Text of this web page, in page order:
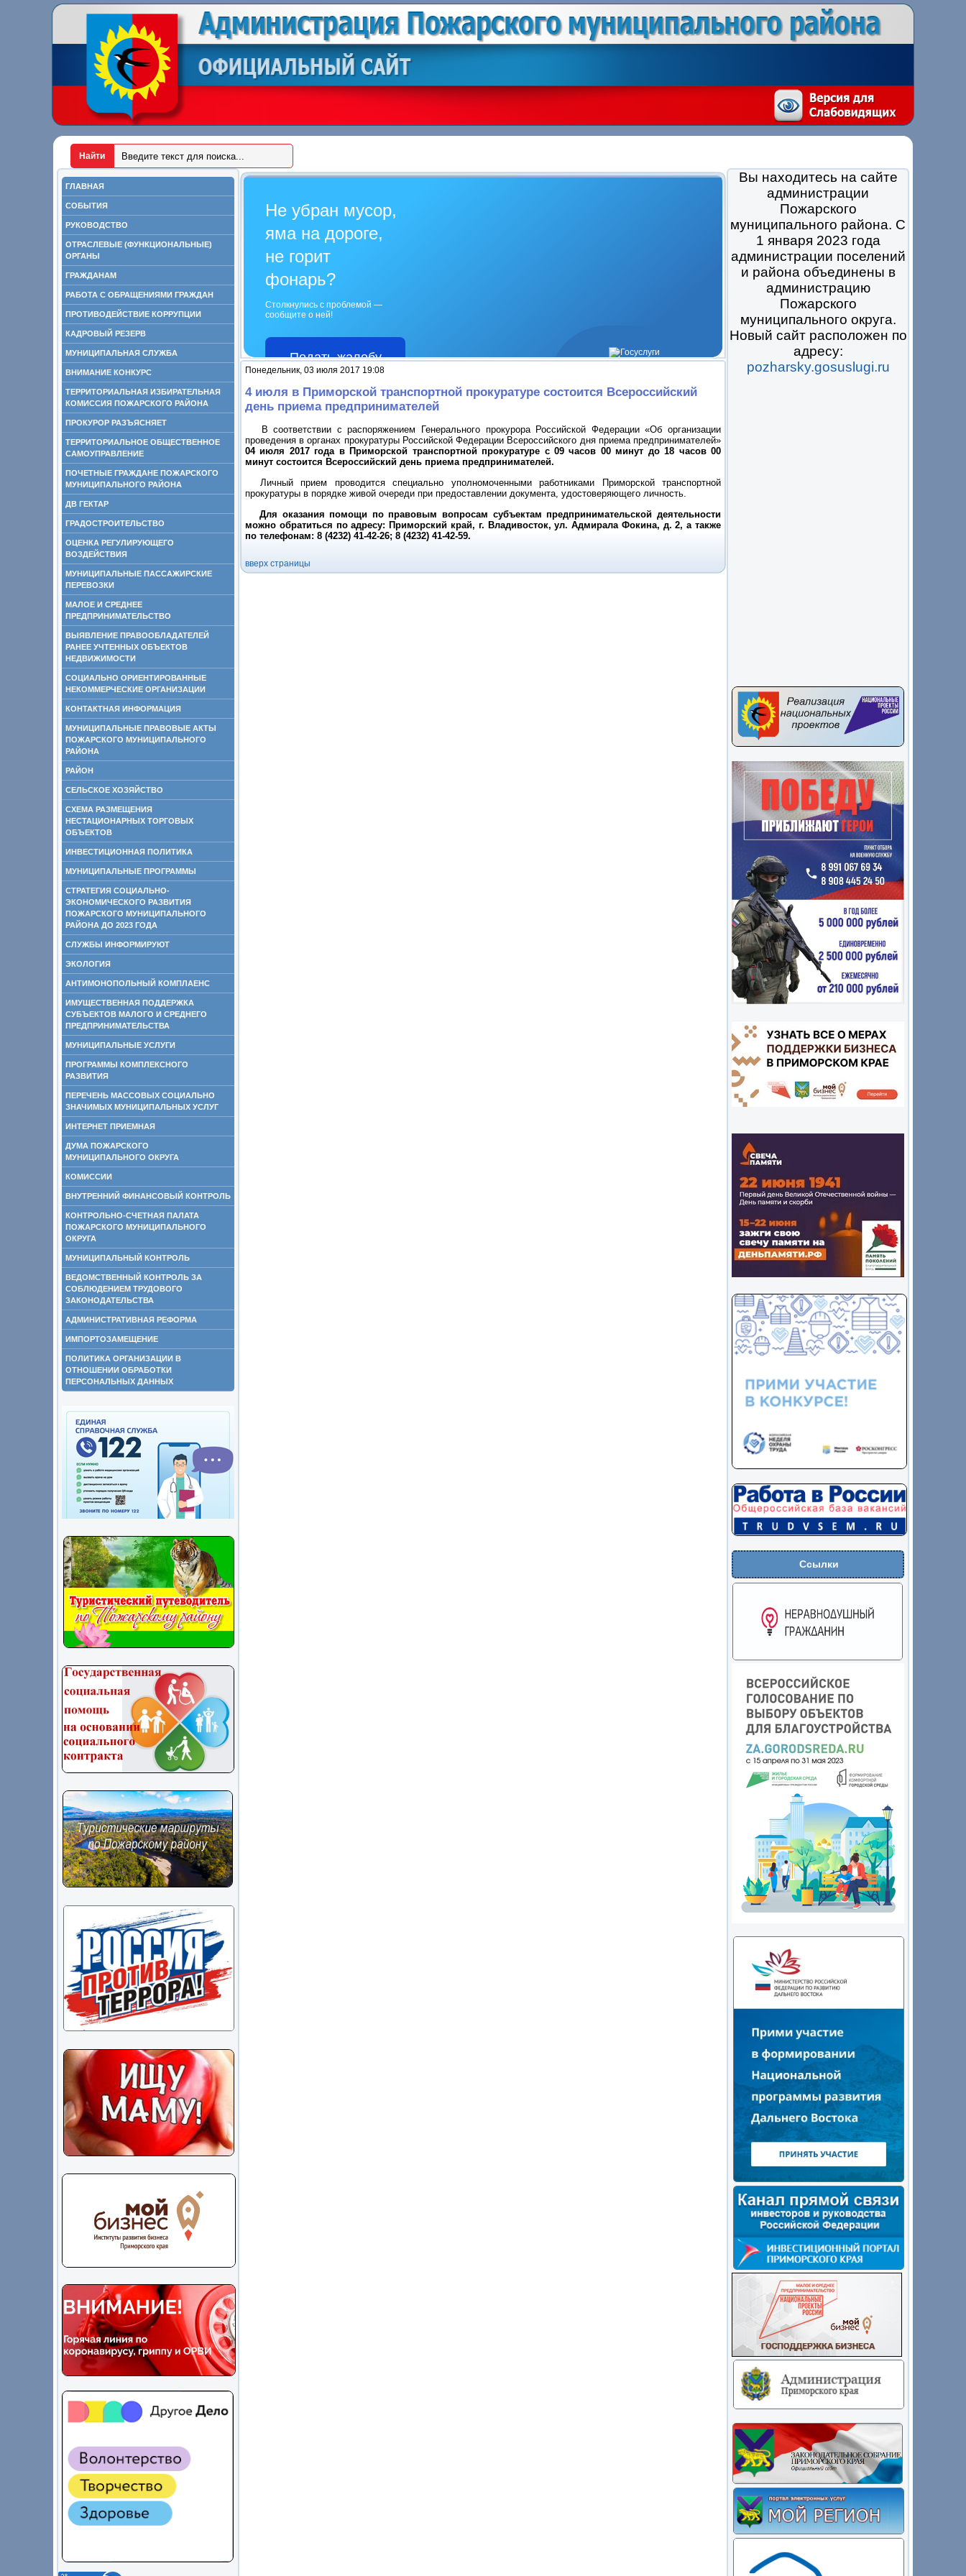
ГЛАВНАЯ
СОБЫТИЯ
РУКОВОДСТВО
ОТРАСЛЕВЫЕ (ФУНКЦИОНАЛЬНЫЕ)
ОРГАНЫ
ГРАЖДАНАМ
РАБОТА С ОБРАЩЕНИЯМИ ГРАЖДАН
ПРОТИВОДЕЙСТВИЕ КОРРУПЦИИ
КАДРОВЫЙ РЕЗЕРВ
МУНИЦИПАЛЬНАЯ СЛУЖБА
ВНИМАНИЕ КОНКУРС
ТЕРРИТОРИАЛЬНАЯ ИЗБИРАТЕЛЬНАЯ
КОМИССИЯ ПОЖАРСКОГО РАЙОНА
ПРОКУРОР РАЗЪЯСНЯЕТ
ТЕРРИТОРИАЛЬНОЕ ОБЩЕСТВЕННОЕ
САМОУПРАВЛЕНИЕ
ПОЧЕТНЫЕ ГРАЖДАНЕ ПОЖАРСКОГО
МУНИЦИПАЛЬНОГО РАЙОНА
ДВ ГЕКТАР
ГРАДОСТРОИТЕЛЬСТВО
ОЦЕНКА РЕГУЛИРУЮЩЕГО
ВОЗДЕЙСТВИЯ
МУНИЦИПАЛЬНЫЕ ПАССАЖИРСКИЕ
ПЕРЕВОЗКИ
МАЛОЕ И СРЕДНЕЕ
ПРЕДПРИНИМАТЕЛЬСТВО
ВЫЯВЛЕНИЕ ПРАВООБЛАДАТЕЛЕЙ
РАНЕЕ УЧТЕННЫХ ОБЪЕКТОВ
НЕДВИЖИМОСТИ
СОЦИАЛЬНО ОРИЕНТИРОВАННЫЕ
НЕКОММЕРЧЕСКИЕ ОРГАНИЗАЦИИ
КОНТАКТНАЯ ИНФОРМАЦИЯ
МУНИЦИПАЛЬНЫЕ ПРАВОВЫЕ АКТЫ
ПОЖАРСКОГО МУНИЦИПАЛЬНОГО
РАЙОНА
РАЙОН
СЕЛЬСКОЕ ХОЗЯЙСТВО
СХЕМА РАЗМЕЩЕНИЯ
НЕСТАЦИОНАРНЫХ ТОРГОВЫХ
ОБЪЕКТОВ
ИНВЕСТИЦИОННАЯ ПОЛИТИКА
МУНИЦИПАЛЬНЫЕ ПРОГРАММЫ
СТРАТЕГИЯ СОЦИАЛЬНО-
ЭКОНОМИЧЕСКОГО РАЗВИТИЯ
ПОЖАРСКОГО МУНИЦИПАЛЬНОГО
РАЙОНА ДО 2023 ГОДА
СЛУЖБЫ ИНФОРМИРУЮТ
ЭКОЛОГИЯ
АНТИМОНОПОЛЬНЫЙ КОМПЛАЕНС
ИМУЩЕСТВЕННАЯ ПОДДЕРЖКА
СУБЪЕКТОВ МАЛОГО И СРЕДНЕГО
ПРЕДПРИНИМАТЕЛЬСТВА
МУНИЦИПАЛЬНЫЕ УСЛУГИ
ПРОГРАММЫ КОМПЛЕКСНОГО
РАЗВИТИЯ
ПЕРЕЧЕНЬ МАССОВЫХ СОЦИАЛЬНО
ЗНАЧИМЫХ МУНИЦИПАЛЬНЫХ УСЛУГ
ИНТЕРНЕТ ПРИЕМНАЯ
ДУМА ПОЖАРСКОГО
МУНИЦИПАЛЬНОГО ОКРУГА
КОМИССИИ
ВНУТРЕННИЙ ФИНАНСОВЫЙ КОНТРОЛЬ
КОНТРОЛЬНО-СЧЕТНАЯ ПАЛАТА
ПОЖАРСКОГО МУНИЦИПАЛЬНОГО
ОКРУГА
МУНИЦИПАЛЬНЫЙ КОНТРОЛЬ
ВЕДОМСТВЕННЫЙ КОНТРОЛЬ ЗА
СОБЛЮДЕНИЕМ ТРУДОВОГО
ЗАКОНОДАТЕЛЬСТВА
АДМИНИСТРАТИВНАЯ РЕФОРМА
ИМПОРТОЗАМЕЩЕНИЕ
ПОЛИТИКА ОРГАНИЗАЦИИ В
ОТНОШЕНИИ ОБРАБОТКИ
ПЕРСОНАЛЬНЫХ ДАННЫХ
Вы находитесь на сайте
администрации
Пожарского
муниципального района. С
1 января 2023 года
администрации поселений
и района объединены в
администрацию
Пожарского
муниципального округа.
Новый сайт расположен по
адресу:
pozharsky.gosuslugi.ru
Ссылки
Не убран мусор,
яма на дороге,
не горит
фонарь?
Столкнулись с проблемой —
сообщите о ней!
Подать жалобу
Понедельник, 03 июля 2017 19:08
4 июля в Приморской транспортной прокуратуре состоится Всероссийский
день приема предпринимателей
В соответствии с распоряжением Генерального прокурора Российской Федерации «Об организации
проведения в органах прокуратуры Российской Федерации Всероссийского дня приема предпринимателей»
04 июля 2017 года в Приморской транспортной прокуратуре с 09 часов 00 минут до 18 часов 00
минут состоится Всероссийский день приема предпринимателей.
Личный прием проводится специально уполномоченными работниками Приморской транспортной
прокуратуры в порядке живой очереди при предоставлении документа, удостоверяющего личность.
Для оказания помощи по правовым вопросам субъектам предпринимательской деятельности
можно обратиться по адресу: Приморский край, г. Владивосток,ул. Адмирала Фокина, д. 2, а также
по телефонам: 8 (4232) 41-42-26; 8 (4232) 41-42-59.
вверх страницы